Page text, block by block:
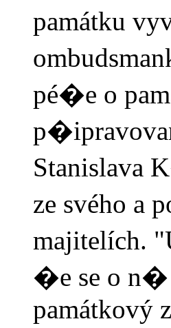
památku
pé�e o
Stanislava
ze svého a
majitelích.
�e se o n�
památkový